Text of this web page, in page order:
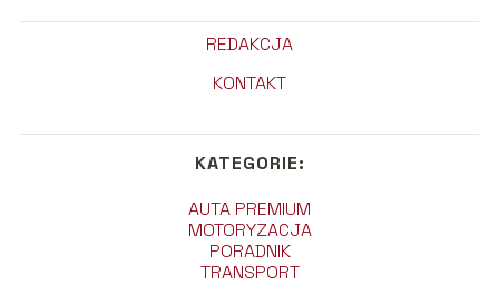
REDAKCJA
KONTAKT
KATEGORIE:
AUTA PREMIUM
MOTORYZACJA
PORADNIK
TRANSPORT